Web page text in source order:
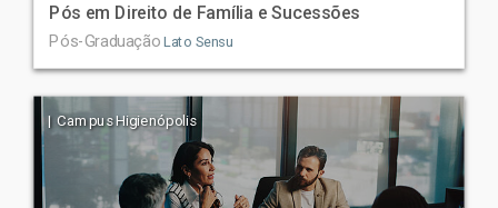
Pós em Direito de Família e Sucessões
Pós-Graduação Lato Sensu
| Campus Higienópolis